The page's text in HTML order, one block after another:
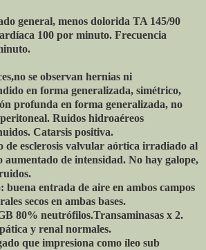
general, menos dolorida TA 145/90
100 por minuto. Frecuencia
se observan hernias ni
en forma generalizada, simétrico,
profunda en forma generalizada, no
Ruidos hidroaéreos
Catarsis positiva.
de esclerosis valvular aórtica irradiado al
aumentado de intensidad. No hay galope,
entrada de aire en ambos campos
secos en ambas bases.
80% neutrófilos.Transaminasas x 2.
y renal normales.
que impresiona como íleo sub